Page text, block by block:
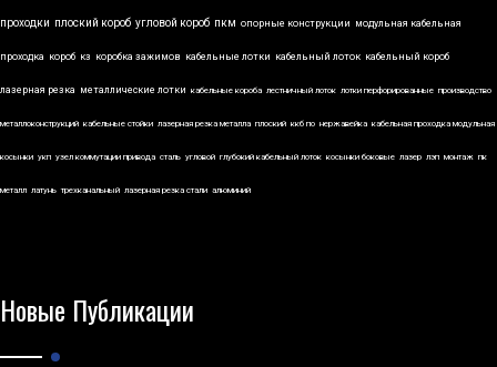
проходки плоский короб угловой короб пкм опорные конструкции модульная кабельная
проходка короб кз коробка зажимов кабельные лотки кабельный лоток кабельный короб
лазерная резка металлические лотки кабельные короба лестничный лоток лотки перфорированные производство
металлоконструкций кабельные стойки лазерная резка металла плоский ккб по нержавейка кабельная проходка модульная
косынки укп узел коммутации привода сталь угловой глубокий кабельный лоток косынки боковые лазер лэп монтаж пк
металл латунь трехканальный лазерная резка стали алюминий
Новые Публикации